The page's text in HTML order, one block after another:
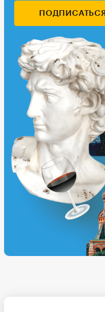
ПОДПИСАТЬСЯ